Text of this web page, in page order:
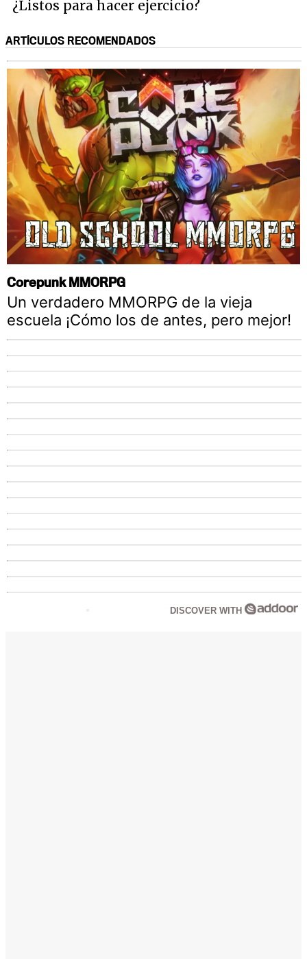
¿Listos para hacer ejercicio?
ARTÍCULOS RECOMENDADOS
Corepunk MMORPG
Un verdadero MMORPG de la vieja
escuela ¡Cómo los de antes, pero mejor!
DISCOVER WITH